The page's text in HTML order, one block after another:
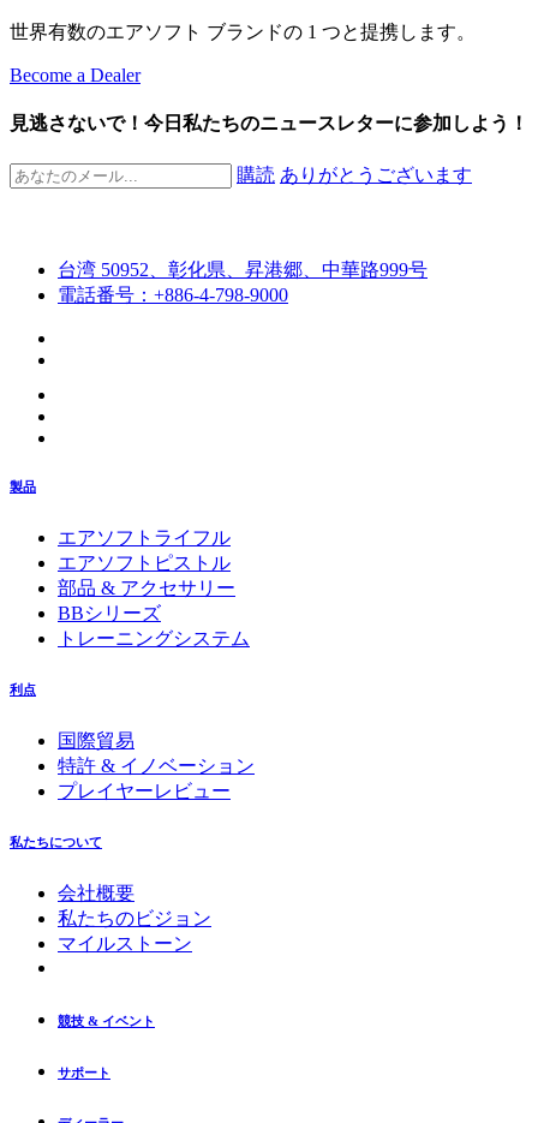
世界有数のエアソフト ブランドの 1 つと提携します。
Become a Dealer
見逃さないで！今日私たちのニュースレターに参加しよう！
購読 ありがとうございます
台湾 50952、彰化県、昇港郷、中華路999号
電話番号：+886-4-798-9000
製品
エアソフトライフル
エアソフトピストル
部品 & アクセサリー
BBシリーズ
トレーニングシステム
利点
国際貿易
特許 & イノベーション
プレイヤーレビュー
私たちについて
会社概要
私たちのビジョン
マイルストーン
競技 & イベント
サポート